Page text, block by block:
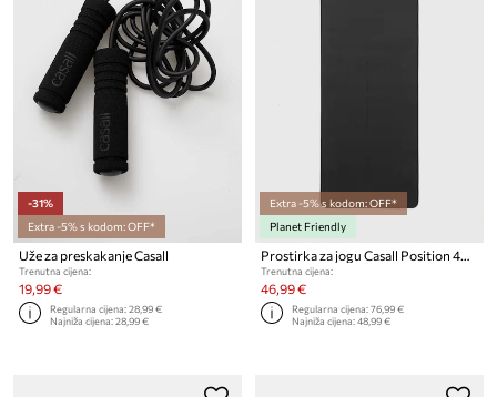
-31%
Extra -5% s kodom: OFF*
Uže za preskakanje Casall
Trenutna cijena:
19,99 €
Regularna cijena:28,99 €
Najniža cijena:28,99 €
Extra -5% s kodom: OFF*
Planet Friendly
Prostirka za jogu Casall Position 4mm
Trenutna cijena:
46,99 €
Regularna cijena:76,99 €
Najniža cijena:48,99 €